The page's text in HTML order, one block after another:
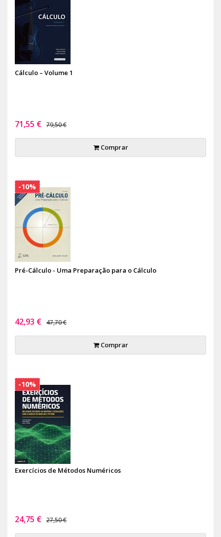
Cálculo – Volume 1
71,55 € 79,50 €
Comprar
Pré-Cálculo - Uma Preparação para o Cálculo
42,93 € 47,70 €
Comprar
-10%
Exercícios de Métodos Numéricos
24,75 € 27,50 €
-10%